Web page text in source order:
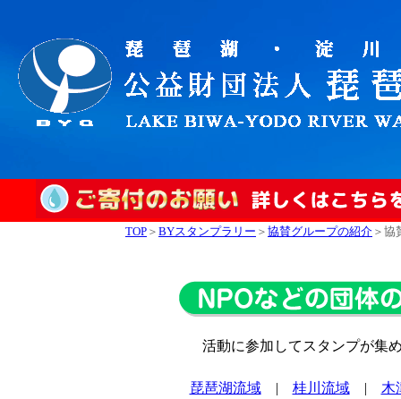
TOP ＞ BYスタンプラリー ＞ 協賛グループの紹介 ＞協
活動に参加してスタンプが集
琵琶湖流域| 桂川流域| 木